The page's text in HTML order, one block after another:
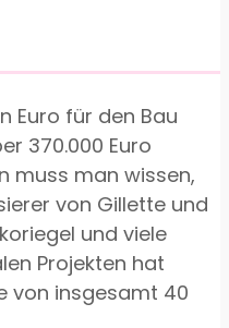
Euro für den Bau
370.000 Euro
muss man wissen,
von Gillette und
und viele
Projekten hat
von insgesamt 40